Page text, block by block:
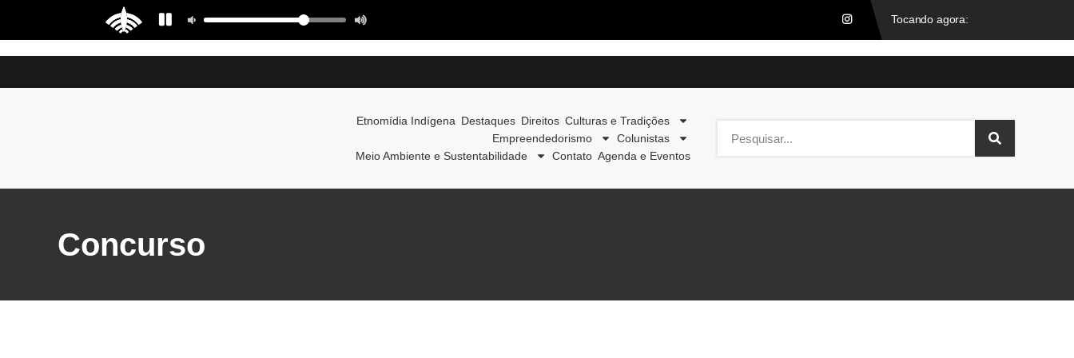
Etnomídia Indígena Destaques Direitos Culturas e Tradições
Empreendedorismo
Colunistas
Meio Ambiente e Sustentabilidade
Contato Agenda e Eventos
Concurso